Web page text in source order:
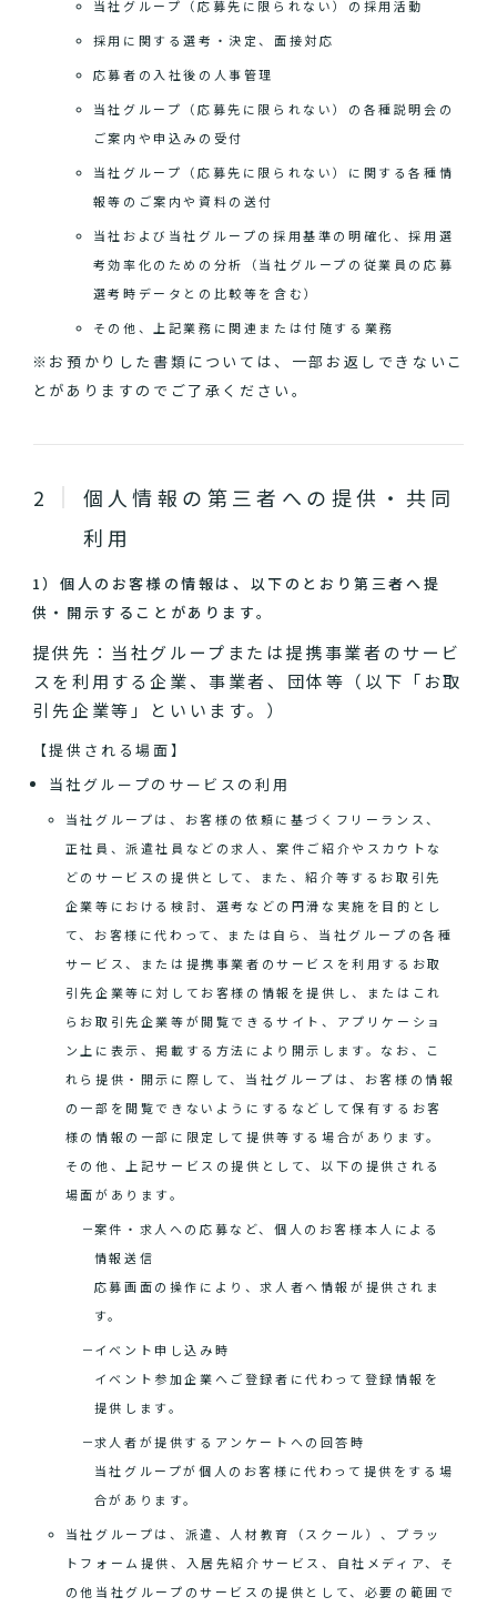
当社グループ（応募先に限られない）の採用活動
採用に関する選考・決定、面接対応
応募者の入社後の人事管理
当社グループ（応募先に限られない）の各種説明会の
ご案内や申込みの受付
当社グループ（応募先に限られない）に関する各種情
報等のご案内や資料の送付
当社および当社グループの採用基準の明確化、採用選
考効率化のための分析（当社グループの従業員の応募
選考時データとの比較等を含む）
その他、上記業務に関連または付随する業務
※お預かりした書類については、一部お返しできないこ
とがありますのでご了承ください。
個人情報の第三者への提供・共同
利用
1）個人のお客様の情報は、以下のとおり第三者へ提
供・開示することがあります。
提供先：当社グループまたは提携事業者のサービ
スを利用する企業、事業者、団体等（以下「お取
引先企業等」といいます。）
【提供される場面】
当社グループのサービスの利用
当社グループは、お客様の依頼に基づくフリーランス、
正社員、派遣社員などの求人、案件ご紹介やスカウトな
どのサービスの提供として、また、紹介等するお取引先
企業等における検討、選考などの円滑な実施を目的とし
て、お客様に代わって、または自ら、当社グループの各種
サービス、または提携事業者のサービスを利用するお取
引先企業等に対してお客様の情報を提供し、またはこれ
らお取引先企業等が閲覧できるサイト、アプリケーショ
ン上に表示、掲載する方法により開示します。なお、こ
れら提供・開示に際して、当社グループは、お客様の情報
の一部を閲覧できないようにするなどして保有するお客
様の情報の一部に限定して提供等する場合があります。
その他、上記サービスの提供として、以下の提供される
場面があります。
案件・求人への応募など、個人のお客様本人による
情報送信
応募画面の操作により、求人者へ情報が提供されま
す。
イベント申し込み時
イベント参加企業へご登録者に代わって登録情報を
提供します。
求人者が提供するアンケートへの回答時
当社グループが個人のお客様に代わって提供をする場
合があります。
当社グループは、派遣、人材教育（スクール）、プラッ
トフォーム提供、入居先紹介サービス、自社メディア、そ
の他当社グループのサービスの提供として、必要の範囲で